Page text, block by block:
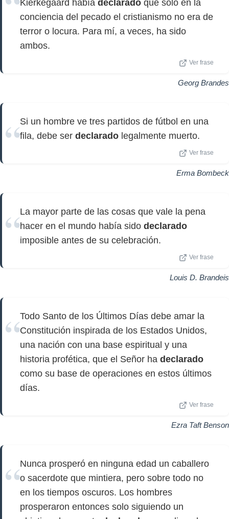
Kierkegaard había declarado que solo en la
conciencia del pecado el cristianismo no era de
terror o locura. Para mí, a veces, ha sido
ambos.
Ver frase
Georg Brandes
Si un hombre ve tres partidos de fútbol en una
fila, debe ser declarado legalmente muerto.
Ver frase
Erma Bombeck
La mayor parte de las cosas que vale la pena
hacer en el mundo había sido declarado
imposible antes de su celebración.
Ver frase
Louis D. Brandeis
Todo Santo de los Últimos Días debe amar la
Constitución inspirada de los Estados Unidos,
una nación con una base espiritual y una
historia profética, que el Señor ha declarado
como su base de operaciones en estos últimos
días.
Ver frase
Ezra Taft Benson
Nunca prosperó en ninguna edad un caballero
o sacerdote que mintiera, pero sobre todo no
en los tiempos oscuros. Los hombres
prosperaron entonces solo siguiendo un